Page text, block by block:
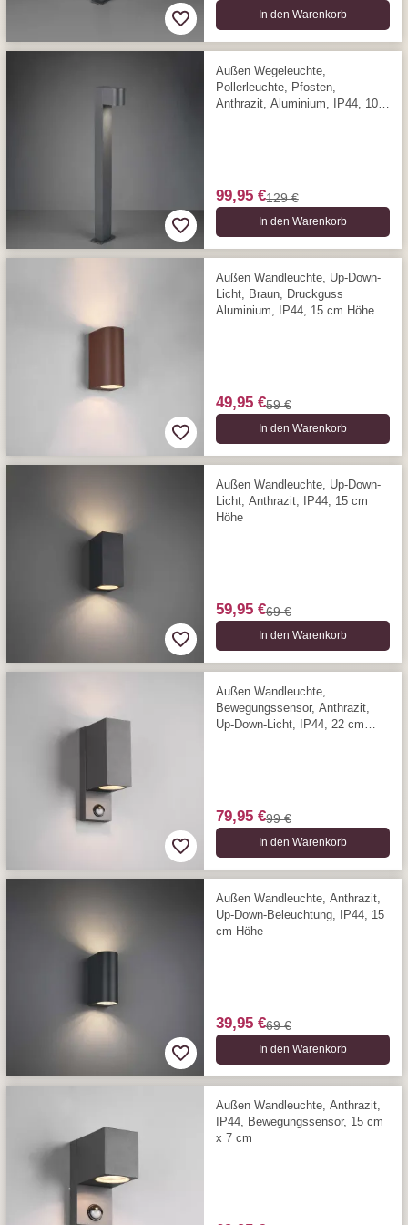
In den Warenkorb
Außen Wegeleuchte,
Pollerleuchte, Pfosten,
Anthrazit, Aluminium, IP44, 100
99,95 €129 €
In den Warenkorb
Außen Wandleuchte, Up-Down-
Licht, Braun, Druckguss
Aluminium, IP44, 15 cm Höhe
49,95 €59 €
In den Warenkorb
Außen Wandleuchte, Up-Down-
Licht, Anthrazit, IP44, 15 cm
Höhe
59,95 €69 €
In den Warenkorb
Außen Wandleuchte,
Bewegungssensor, Anthrazit,
Up-Down-Licht, IP44, 22 cm
79,95 €99 €
In den Warenkorb
Außen Wandleuchte, Anthrazit,
Up-Down-Beleuchtung, IP44, 15
cm Höhe
39,95 €69 €
In den Warenkorb
Außen Wandleuchte, Anthrazit,
IP44, Bewegungssensor, 15 cm
x 7 cm